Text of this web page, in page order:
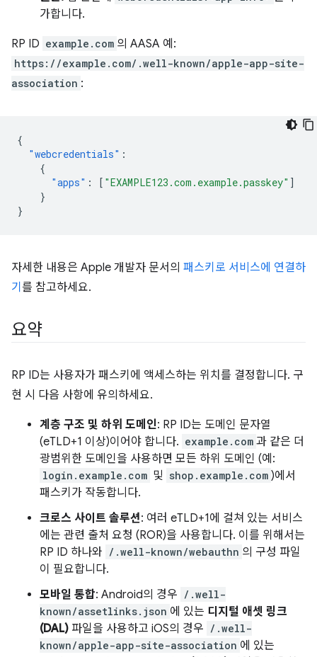
가합니다.
RP ID example.com 의 AASA 예:
https://example.com/.well-known/apple-app-site-
association :
{
"webcredentials" :
{
"apps" : [ "EXAMPLE123.com.example.passkey" ]
}
}
자세한 내용은 Apple 개발자 문서의 패스키로 서비스에 연결하
기 를 참고하세요.
요약
RP ID는 사용자가 패스키에 액세스하는 위치를 결정합니다. 구
현 시 다음 사항에 유의하세요.
계층 구조 및 하위 도메인: RP ID는 도메인 문자열
(eTLD+1 이상)이어야 합니다. example.com 과 같은 더
광범위한 도메인을 사용하면 모든 하위 도메인 (예:
login.example.com 및 shop.example.com )에서
패스키가 작동합니다.
크로스 사이트 솔루션: 여러 eTLD+1에 걸쳐 있는 서비스
에는 관련 출처 요청 (ROR)을 사용합니다. 이를 위해서는
RP ID 하나와 /.well-known/webauthn 의 구성 파일
이 필요합니다.
모바일 통합: Android의 경우 /.well-
known/assetlinks.json 에 있는 디지털 애셋 링크
(DAL) 파일을 사용하고 iOS의 경우 /.well-
known/apple-app-site-association 에 있는